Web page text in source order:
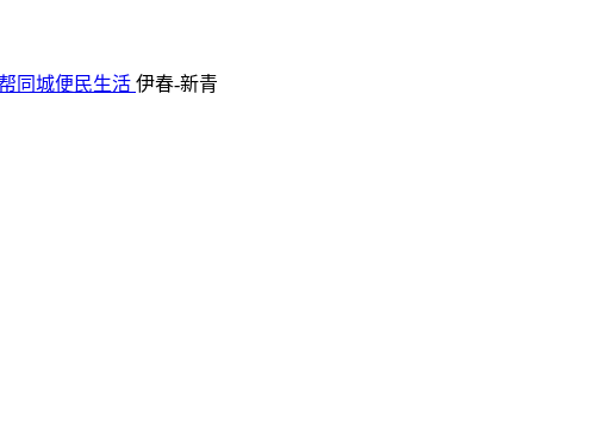
同城便民生活 伊春-新青